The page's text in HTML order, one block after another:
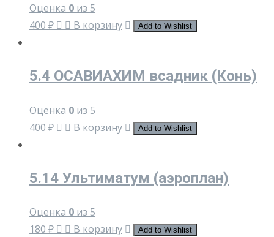
Оценка 0 из 5
400 ₽ В корзину Add to Wishlist
5.4 ОСАВИАХИМ всадник (Конь)
Оценка 0 из 5
400 ₽ В корзину Add to Wishlist
5.14 Ультиматум (аэроплан)
Оценка 0 из 5
180 ₽ В корзину Add to Wishlist